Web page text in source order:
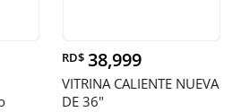
RD$ 38,999
VITRINA CALIENTE NUEVA
DE 36"